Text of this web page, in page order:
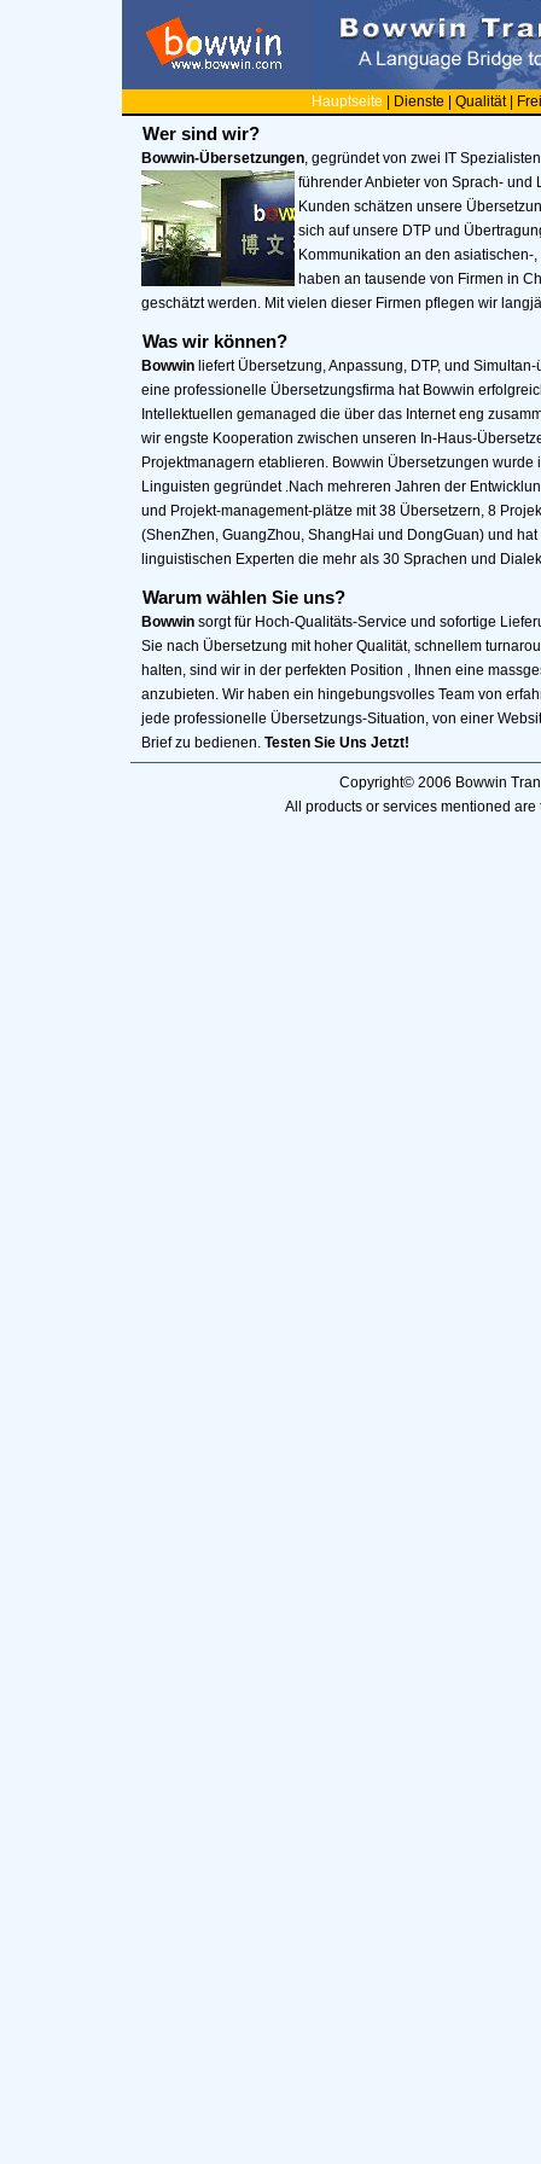
Hauptseite Dienste Qualität|
Wer sind wir?
Bowwin-Übersetzungen, gegründet von zwei IT
führender Anbieter von Sprach-
Kunden schätzen unsere
sich auf unsere DTP und
Kommunikation an den
haben an tausende von Firmen in
geschätzt werden. Mit vielen dieser Firmen pflegen wir
Was wir können?
Bowwin liefert Übersetzung, Anpassung, DTP, und
eine professionelle Übersetzungsfirma hat Bowwin
Intellektuellen gemanaged die über das Internet eng
wir engste Kooperation zwischen unseren In-Haus-
Projektmanagern etablieren. Bowwin Übersetzungen wurde
Linguisten gegründet .Nach mehreren Jahren der
und Projekt-management-plätze mit 38 Übersetzern, 8
(ShenZhen, GuangZhou, ShangHai und DongGuan) und
linguistischen Experten die mehr als 30 Sprachen und
Warum wählen Sie uns?
Bowwin sorgt für Hoch-Qualitäts-Service und sofortige
Sie nach Übersetzung mit hoher Qualität, schnellem
halten, sind wir in der perfekten Position , Ihnen eine
anzubieten. Wir haben ein hingebungsvolles Team von
jede professionelle Übersetzungs-Situation, von einer
Brief zu bedienen. Testen Sie Uns Jetzt!
Copyright© 2006 Bowwin
All products or services mentioned